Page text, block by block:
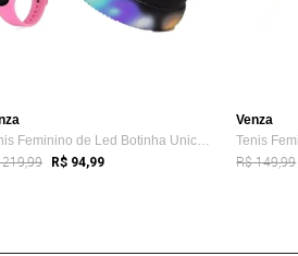
Tenis Feminino de Led Botinha Unicornio ...
R$ 94,99
Venza
R$ 149,99